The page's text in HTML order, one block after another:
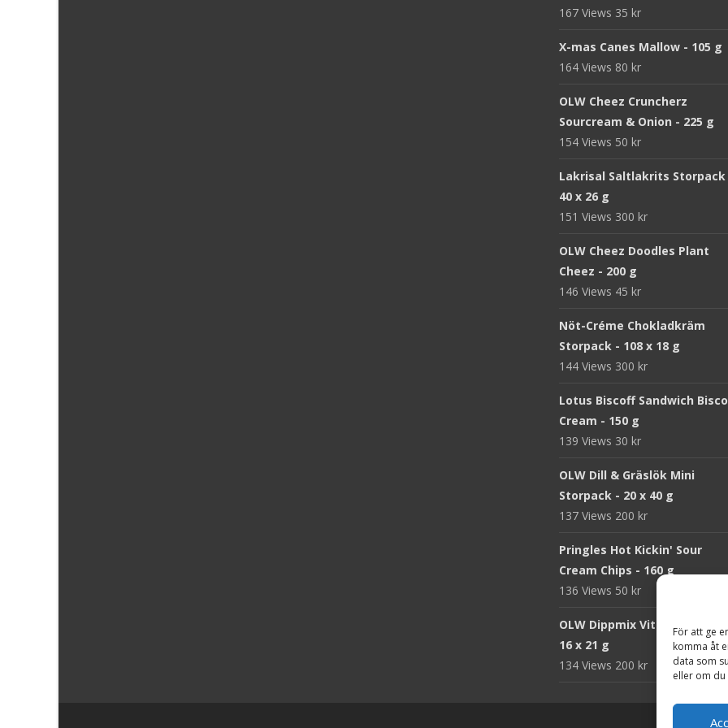
För att ge
komma åt
data som
eller om
167 Views 35 kr
X-mas Canes Mallow - 105 g
164 Views 80 kr
OLW Cheez Cruncherz
Sourcream & Onion - 225 g
154 Views 50 kr
Lakrisal Saltlakrits Storpack
40 x 26 g
151 Views 300 kr
OLW Cheez Doodles Plant
Cheez - 200 g
146 Views 45 kr
Nöt-Créme Chokladkräm
Storpack - 108 x 18 g
144 Views 300 kr
Lotus Biscoff Sandwich
Cream - 150 g
139 Views 30 kr
OLW Dill & Gräslök Mini
Storpack - 20 x 40 g
137 Views 200 kr
Pringles Hot Kickin' Sour
Cream Chips - 160 g
136 Views 50 kr
OLW Dippmix Vitlök
16 x 21 g
134 Views 200 kr